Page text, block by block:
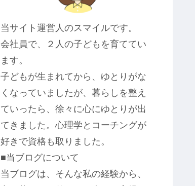
当サイト運営人のスマイルです。
会社員で、２人の子どもを育ててい
ます。
子どもが生まれてから、ゆとりがな
くなっていましたが、暮らしを整え
ていったら、徐々に心にゆとりが出
てきました。心理学とコーチングが
好きで資格も取りました。
■当ブログについて
当ブログは、そんな私の経験から、